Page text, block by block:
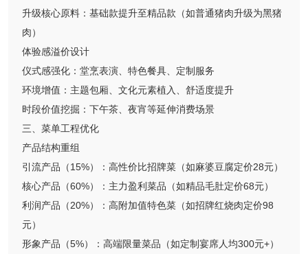
升级核心原料：基础款提升至精品款（如普通猪肉升级为黑猪
肉）
体验感溢价设计
仪式感强化：堂烹表演、特色餐具、定制服务
环境增值：主题包厢、文化元素植入、舒适度提升
时段价值挖掘：下午茶、夜宵等延伸消费场景
三、菜单工程优化
产品结构重组
引流产品（15%）：高性价比招牌菜（如麻婆豆腐定价28元）
核心产品（60%）：主力盈利菜品（如精品毛肚定价68元）
利润产品（20%）：高附加值特色菜（如招牌红烧肉定价98
元）
形象产品（5%）：高端限量菜品（如定制宴席人均300元+）